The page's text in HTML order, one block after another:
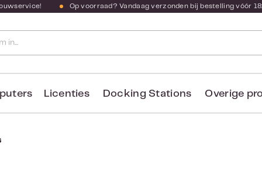
Op voorraad? Vandaag verzonden bij bestelling vóór
Licenties Docking Stations Overige